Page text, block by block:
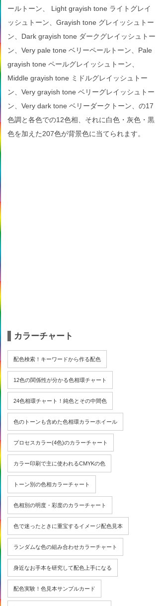
ールトーン、 Light grayish tone ライトグレイ
ッシュトーン、Grayish tone グレイッシュトー
ン、Dark grayish tone ダークグレイッシュトー
ン、Very pale tone ベリーペールトーン、Pale
grayish tone ペールグレイッシュトーン、
Middle grayish tone ミドルグレイッシュトー
ン、Very grayish tone ベリーグレイッシュトー
ン、Very dark tone ベリーダークトーン、の17
色調と各色での12色相、それに白色・灰色・黒
色を加えた207色が背景色に当てられます。
カラーチャート
配色検索！キーワードから作る配色
12色の関係性が分かる色相環チャート
24色相環チャート！純色とその中間色
色のトーンも含めた色相環カラーホイール
プロセスカラー(4色)のカラーチャート
カラー印刷で主に使われるCMYKの色
トーン別の色相カラーチャート
色相別の明度・彩度のカラーチャート
色で迷ったときに重宝するイメージ配色見本
ランダムな色の組み合わせカラーチャート
身近なお手本を研究して配色上手になる
配色実験！色見本サンプルカード